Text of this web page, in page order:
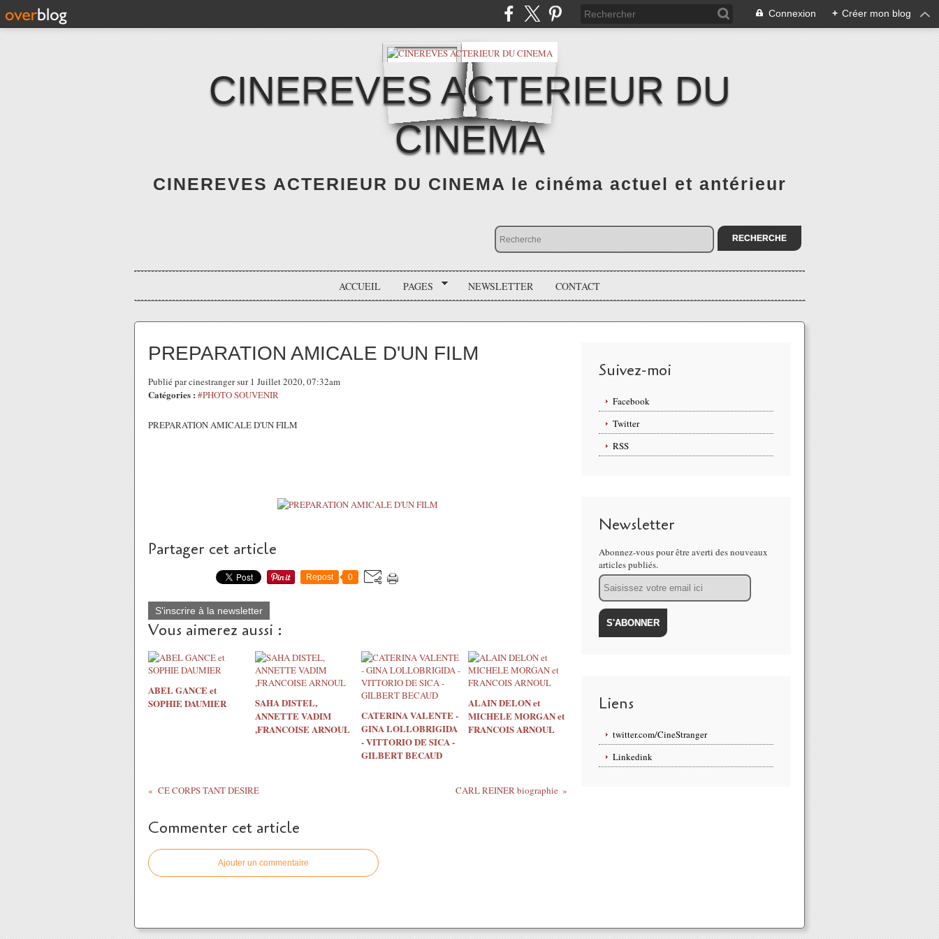
Connexion + Créer mon blog
CINEREVES ACTERIEUR DU
CINEMA
CINEREVES ACTERIEUR DU CINEMA le cinéma actuel et antérieur
ACCUEIL PAGES NEWSLETTER CONTACT
PREPARATION AMICALE D'UN FILM
Publié par cinestranger sur 1 Juillet 2020, 07:32am
Catégories : #PHOTO SOUVENIR
PREPARATION AMICALE D'UN FILM
Partager cet article
Repost 0
S'inscrire à la newsletter
Vous aimerez aussi :
ABEL GANCE et
SOPHIE DAUMIER
SAHA DISTEL,
ANNETTE VADIM
,FRANCOISE ARNOUL
CATERINA VALENTE -
GINA LOLLOBRIGIDA
- VITTORIO DE SICA -
GILBERT BECAUD
ALAIN DELON et
MICHELE MORGAN et
FRANCOIS ARNOUL
CE CORPS TANT DESIRE CARL REINER biographie
Commenter cet article
Ajouter un commentaire
Suivez-moi
Facebook
Twitter
RSS
Newsletter
Abonnez-vous pour être averti des nouveaux
articles publiés.
Email
Liens
twitter.com/CineStranger
Linkedink